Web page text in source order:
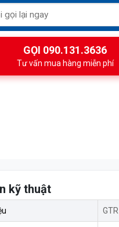
GỌI 090.131.3636
Tư vấn mua hàng miễn phí
kỹ thuật
GTR